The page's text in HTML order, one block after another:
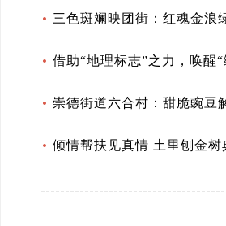
三色斑斓映团街：红魂金浪
借助“地理标志”之力，唤醒
崇德街道六合村：甜脆豌豆
倾情帮扶见真情 土里刨金树